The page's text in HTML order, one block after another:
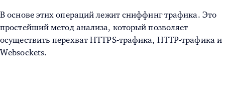
В основе этих операций лежит сниффинг трафика. Это
простейший метод анализа, который позволяет
осуществить перехват HTTPS-трафика, HTTP-трафика и
Websockets.